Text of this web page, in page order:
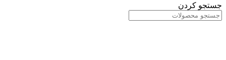
جستجو کردن